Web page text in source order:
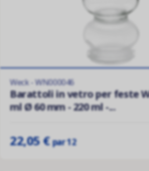
Weck - WN000046
Barattoli in vetro per feste
ml Ø 60 mm - 220 ml -...
22,05 €par 12